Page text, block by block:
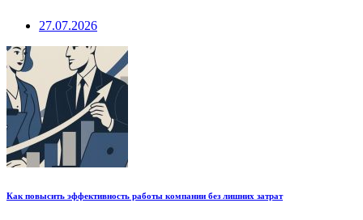
27.07.2026
Как повысить эффективность работы компании без лишних затрат